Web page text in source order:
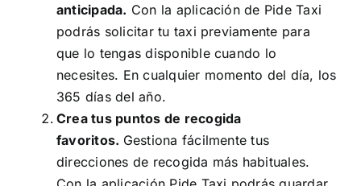
anticipada. Con la aplicación de Pide Taxi
podrás solicitar tu taxi previamente para
que lo tengas disponible cuando lo
necesites. En cualquier momento del día, los
365 días del año.
Crea tus puntos de recogida
favoritos. Gestiona fácilmente tus
direcciones de recogida más habituales.